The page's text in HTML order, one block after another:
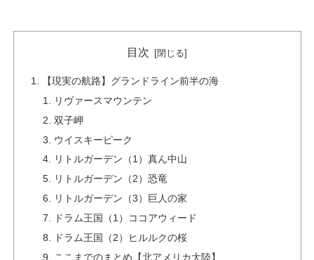
目次
【現実の航路】グランドライン前半の海
リヴァースマウンテン
双子岬
ウイスキーピーク
リトルガーデン（1）真ん中山
リトルガーデン（2）恐竜
リトルガーデン（3）巨人の家
ドラム王国（1）ココアウィード
ドラム王国（2）ヒルルクの桜
ここまでのまとめ【北アメリカ大陸】